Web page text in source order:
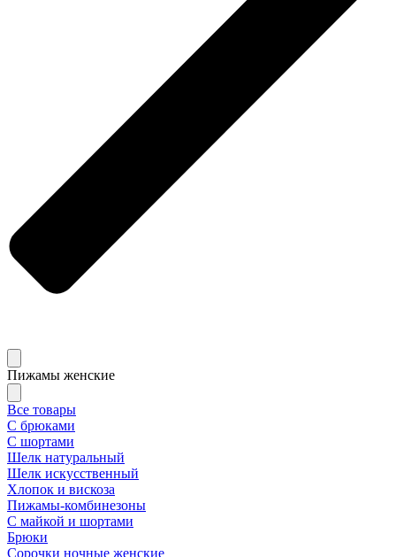
Пижамы женские
Все товары
С брюками
С шортами
Шелк натуральный
Шелк искусственный
Хлопок и вискоза
Пижамы-комбинезоны
С майкой и шортами
Брюки
Сорочки ночные женские